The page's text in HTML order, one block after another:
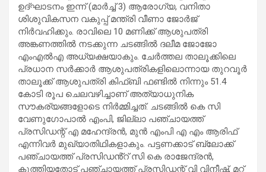
ഉദ്ഘാടനം ഇന്ന് (മാർച്ച്‌ 3) ആരോഗ്യ, വനിതാ
ശിശുവികസന വകുപ്പ് മന്ത്രി വീണാ ജോർജ്
നിർവഹിക്കും. രാവിലെ 10 മണിക്ക് ആശുപത്രി
അങ്കണത്തിൽ നടക്കുന്ന ചടങ്ങിൽ ദലീമ ജോജോ
എംഎൽഎ അധ്യക്ഷയാകും. ചേർത്തല താലൂക്കിലെ
പ്രധാന സർക്കാർ ആശുപത്രികളിലൊന്നായ തുറവൂർ
താലൂക്ക് ആശുപത്രി കിഫ്ബി ഫണ്ടിൽ നിന്നും 51.4
കോടി രൂപ ചെലവഴിച്ചാണ് അത്യാധുനിക
സൗകര്യങ്ങളോടെ നിർമ്മിച്ചത്. ചടങ്ങിൽ കെ സി
വേണുഗോപാൽ എംപി, ജില്ലാ പഞ്ചായത്ത്
പ്രസിഡന്റ് എ മഹേന്ദ്രൻ, മുൻ എംപി എ എം ആരിഫ്
എന്നിവർ മുഖ്യാതിഥികളാകും. പട്ടണക്കാട് ബ്ലോക്ക്
പഞ്ചായത്ത് പ്രസിഡൻ്റ് സി കെ രാജേന്ദ്രൻ,
കുത്തിയതോട് പഞ്ചായത്ത് പ്രസിഡന്റ് വി വിനീഷ്, മറ്റ്